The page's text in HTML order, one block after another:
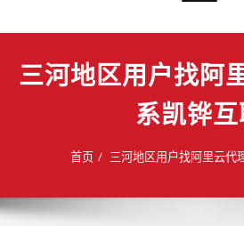
导
三河地区用户找阿
系凯铧
首页 三河地区用户找阿里云代